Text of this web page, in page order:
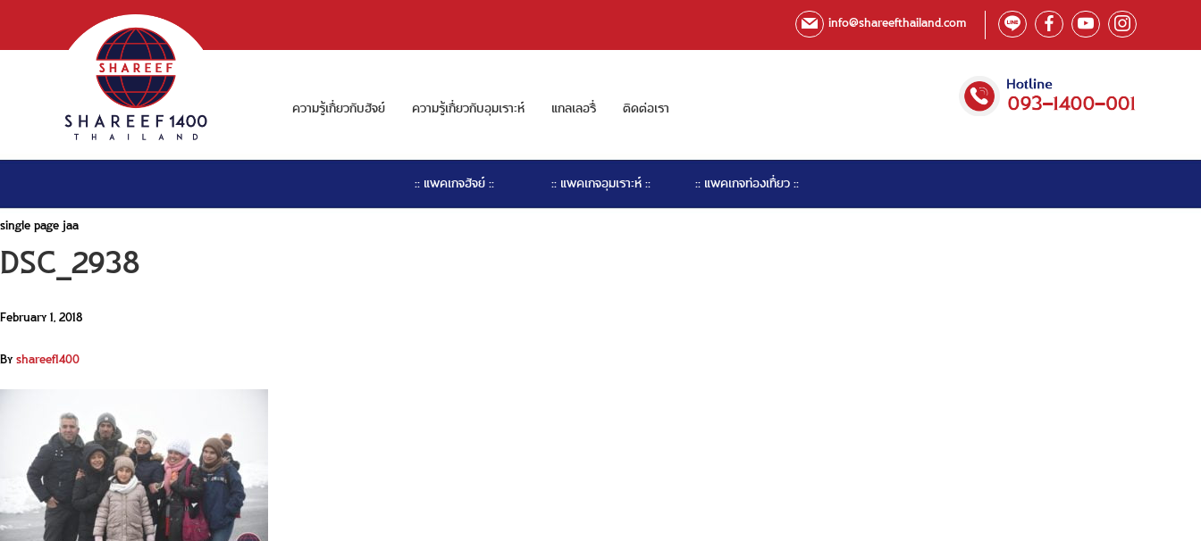
info@shareefthailand.com
ความรู้เกี่ยวกับฮัจย์ ความรู้เกี่ยวกับอุมเราะห์ แกลเลอรี่ ติดต่อเรา
:: แพคเกจฮัจย์ :: :: แพคเกจอุมเราะห์ :: :: แพคเกจท่องเที่ยว ::
single page jaa
DSC_2938
February 1, 2018
Byshareef1400